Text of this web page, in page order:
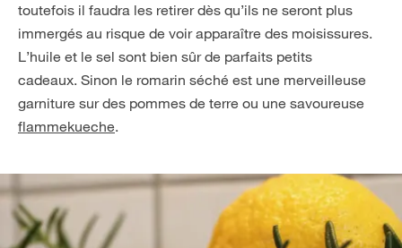
toutefois il faudra les retirer dès qu’ils ne seront plus
immergés au risque de voir apparaître des moisissures.
L’huile et le sel sont bien sûr de parfaits petits
cadeaux. Sinon le romarin séché est une merveilleuse
garniture sur des pommes de terre ou une savoureuse
flammekueche.